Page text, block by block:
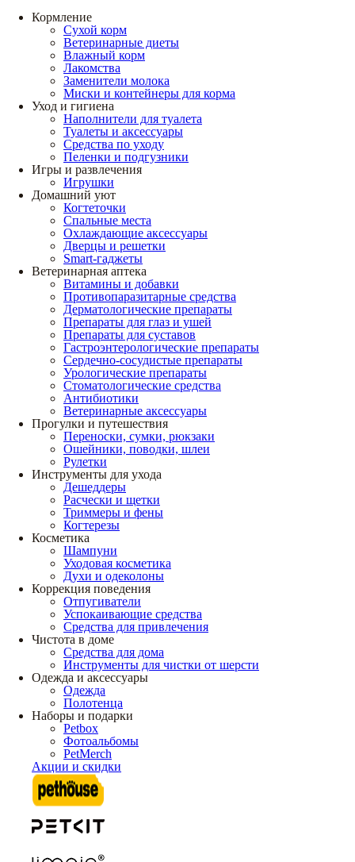
Кормление
Сухой корм
Ветеринарные диеты
Влажный корм
Лакомства
Заменители молока
Миски и контейнеры для корма
Уход и гигиена
Наполнители для туалета
Туалеты и аксессуары
Средства по уходу
Пеленки и подгузники
Игры и развлечения
Игрушки
Домашний уют
Когтеточки
Спальные места
Охлаждающие аксессуары
Дверцы и решетки
Smart-гаджеты
Ветеринарная аптека
Витамины и добавки
Противопаразитарные средства
Дерматологические препараты
Препараты для глаз и ушей
Препараты для суставов
Гастроэнтерологические препараты
Сердечно-сосудистые препараты
Урологические препараты
Стоматологические средства
Антибиотики
Ветеринарные аксессуары
Прогулки и путешествия
Переноски, сумки, рюкзаки
Ошейники, поводки, шлеи
Рулетки
Инструменты для ухода
Дешеддеры
Расчески и щетки
Триммеры и фены
Когтерезы
Косметика
Шампуни
Уходовая косметика
Духи и одеколоны
Коррекция поведения
Отпугиватели
Успокаивающие средства
Средства для привлечения
Чистота в доме
Средства для дома
Инструменты для чистки от шерсти
Одежда и аксессуары
Одежда
Полотенца
Наборы и подарки
Petbox
Фотоальбомы
PetMerch
Акции и скидки